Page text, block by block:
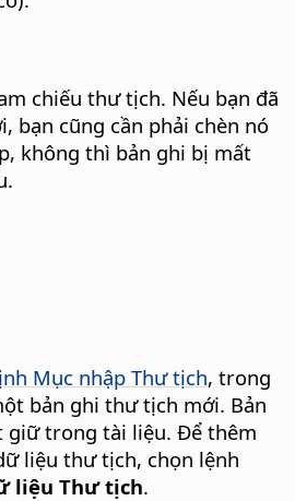
chiếu thư tịch. Nếu bạn đã
bạn cũng cần phải chèn nó
không thì bản ghi bị mất
Mục nhập Thư tịch, trong
bản ghi thư tịch mới. Bản
giữ trong tài liệu. Để thêm
liệu thư tịch, chọn lệnh
liệu Thư tịch.